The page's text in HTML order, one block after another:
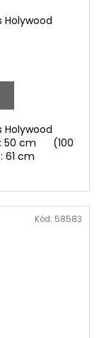
Holywood
Holywood
50 cm (100
61 cm
Kód: 58583